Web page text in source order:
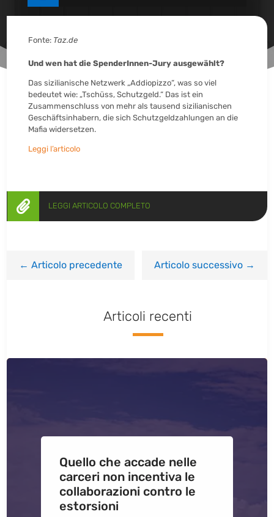
Fonte: Taz.de
Und wen hat die SpenderInnen-Jury ausgewählt?
Das sizilianische Netzwerk „Addiopizzo“, was so viel
bedeutet wie: „Tschüss, Schutzgeld.“ Das ist ein
Zusammenschluss von mehr als tausend sizilianischen
Geschäftsinhabern, die sich Schutzgeldzahlungen an die
Mafia widersetzen.
Leggi l’articolo
 LEGGI ARTICOLO COMPLETO
←Articolo precedente Articolo successivo→
Articoli recenti
Quello che accade nelle
carceri non incentiva le
collaborazioni contro le
estorsioni